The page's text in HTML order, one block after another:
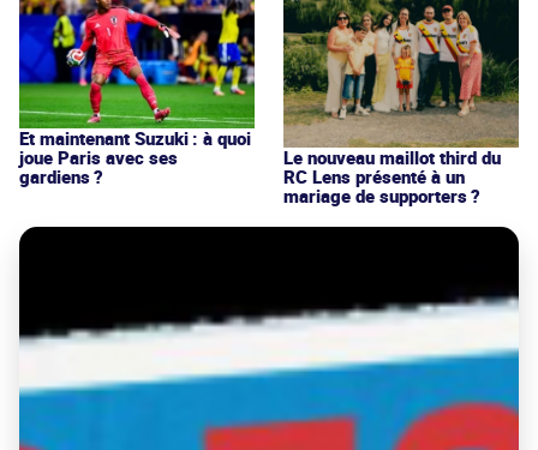
Et maintenant Suzuki : à quoi
joue Paris avec ses
gardiens ?
Le nouveau maillot third du
RC Lens présenté à un
mariage de supporters ?